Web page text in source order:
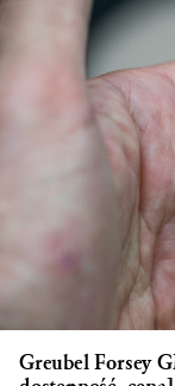
Greubel Forsey